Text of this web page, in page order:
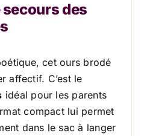
secours des
cet ours brodé
affectif. C’est le
idéal pour les parents
compact lui permet
dans le sac à langer